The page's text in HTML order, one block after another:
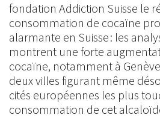
fondation Addiction Suisse le
consommation de cocaïne
alarmante en Suisse : les
montrent une forte
cocaïne, notamment à
deux villes figurant même
cités européennes les plus
consommation de cet